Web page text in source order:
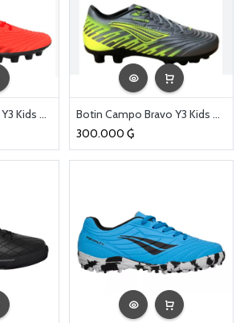
Botin Campo Bravo Y3 Kids Rojo
Botin Campo Bravo Y3 Kids Gris
300.000 ₲